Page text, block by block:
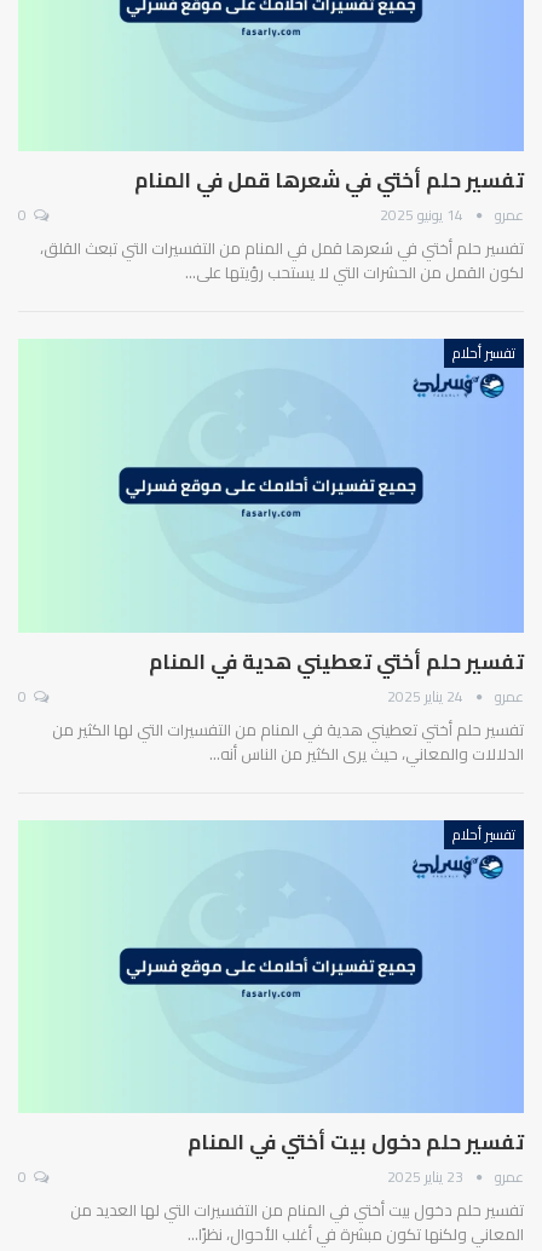
تفسير حلم أختي في شعرها قمل في المنام
عمرو 14 يونيو 2025
تفسير حلم أختي في شعرها قمل في المنام من التفسيرات التي تبعث القلق،
لكون القمل من الحشرات التي لا يستحب رؤيتها على…
تفسير أحلام
تفسير حلم أختي تعطيني هدية في المنام
عمرو 24 يناير 2025
تفسير حلم أختي تعطيني هدية في المنام من التفسيرات التي لها الكثير من
الدلالات والمعاني، حيث يرى الكثير من الناس أنه…
تفسير أحلام
تفسير حلم دخول بيت أختي في المنام
عمرو 23 يناير 2025
تفسير حلم دخول بيت أختي في المنام من التفسيرات التي لها العديد من
المعاني ولكنها تكون مبشرة في أغلب الأحوال، نظرًا…